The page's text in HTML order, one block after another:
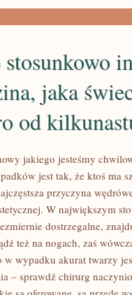
stosunkowo
jaka
od
jakiego jesteśmy
jest tak, że ktoś ma
przyczyna
W największym
dostrzegalne,
też na nogach, zaś
w wypadku akurat twarzy
– sprawdź chirurg